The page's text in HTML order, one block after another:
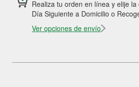
Realiza tu orden en línea y elije
Día Siguiente a Domicilio o
Ver opciones de envío